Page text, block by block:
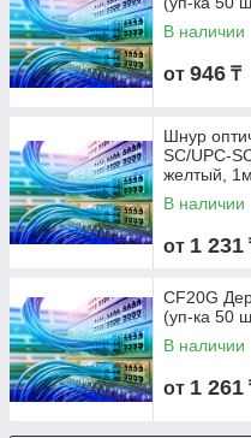
В наличии
от 946 ₸
Шнур
SC/UPC-
желтый, 1м
В наличии
от 1 231
CF20G
(уп-ка 50
В наличии
от 1 261